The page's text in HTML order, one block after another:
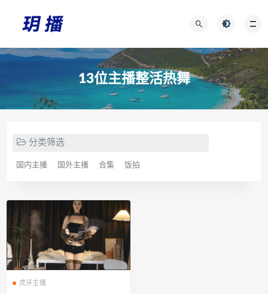
13位主播整活热舞
分类筛选
国内主播 国外主播 合集 饭拍
虎牙主播